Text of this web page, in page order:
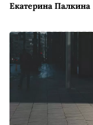
Екатерина Палкина